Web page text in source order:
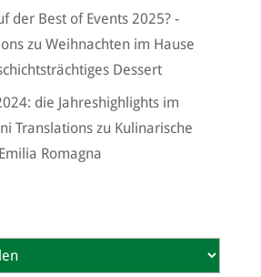
der Best of Events 2025? -
zu Weihnachten im Hause
Dessert
die Jahreshighlights im
Translationszu Kulinarische
Romagna